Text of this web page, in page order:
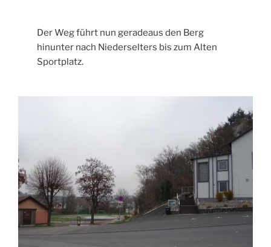
Der Weg führt nun geradeaus den Berg
hinunter nach Niederselters bis zum Alten
Sportplatz.